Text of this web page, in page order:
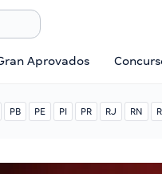
Aprovados
PB PE PI PR RJ RN